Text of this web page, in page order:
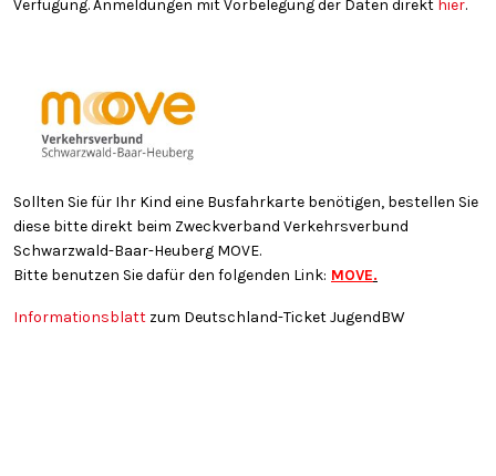
Verfügung. Anmeldungen mit Vorbelegung der Daten direkt hier.
Sollten Sie für Ihr Kind eine Busfahrkarte benötigen, bestellen Sie
diese bitte direkt beim Zweckverband Verkehrsverbund
Schwarzwald-Baar-Heuberg MOVE.
Bitte benutzen Sie dafür den folgenden Link: MOVE.
Informationsblatt zum Deutschland-Ticket JugendBW